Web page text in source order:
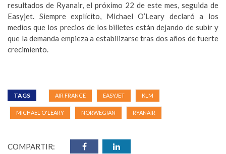
resultados de Ryanair, el próximo 22 de este mes, seguida de
Easyjet. Siempre explícito, Michael O’Leary declaró a los
medios que los precios de los billetes están dejando de subir y
que la demanda empieza a estabilizarse tras dos años de fuerte
crecimiento.
TAGS AIR FRANCE EASYJET KLM
MICHAEL O'LEARY NORWEGIAN RYANAIR
COMPARTIR: